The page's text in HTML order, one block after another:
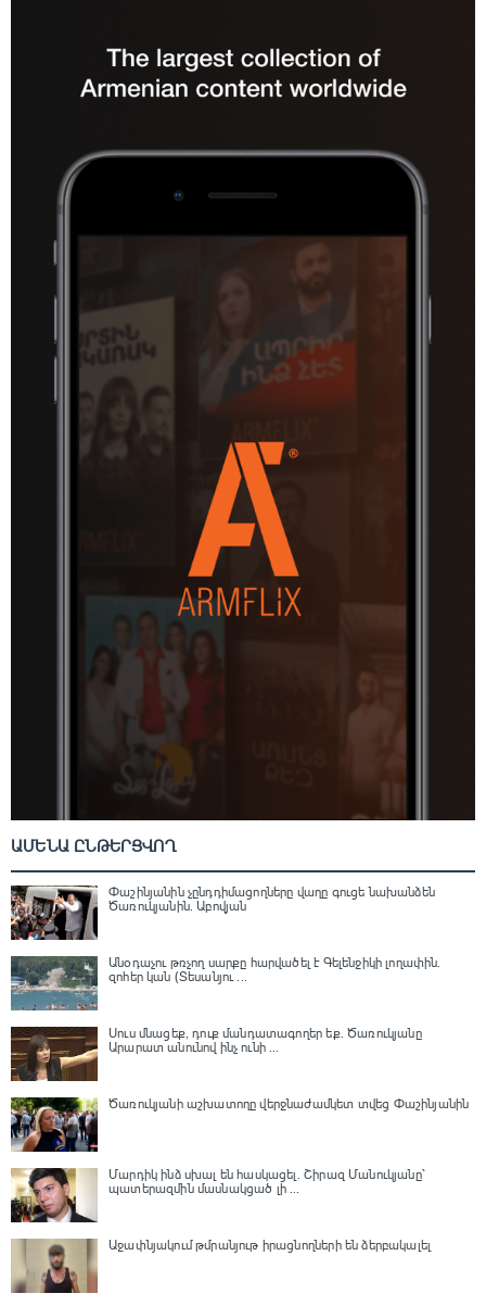
ԱՄԵՆԱ ԸՆԹԵՐՑՎՈՂ
Փաշինյանին չընդդիմացողները վաղը գուցե նախանձեն
Ծառուկյանին. Աբովյան
Անօդաչու թռչող սարքը հարվածել է Գելենջիկի լողափին.
զոհեր կան (Տեսանյու ...
Սուս մնացեք, դուք մանդատագողեր եք․ Ծառուկյանը
Արարատ անունով ինչ ունի ...
Ծառուկյանի աշխատողը վերջնաժամկետ տվեց Փաշինյանին
Մարդիկ ինձ սխալ են հասկացել. Շիրազ Մանուկյանը՝
պատերազմին մասնակցած լի ...
Աջափնյակում թմրանյութ իրացնողների են ձերբակալել